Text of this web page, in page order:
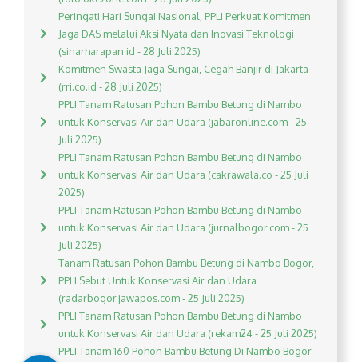
Peringati Hari Sungai Nasional, PPLI Perkuat Komitmen
Jaga DAS melalui Aksi Nyata dan Inovasi Teknologi
(sinarharapan.id - 28 Juli 2025)
Komitmen Swasta Jaga Sungai, Cegah Banjir di Jakarta
(rri.co.id - 28 Juli 2025)
PPLI Tanam Ratusan Pohon Bambu Betung di Nambo
untuk Konservasi Air dan Udara (jabaronline.com - 25
Juli 2025)
PPLI Tanam Ratusan Pohon Bambu Betung di Nambo
untuk Konservasi Air dan Udara (cakrawala.co - 25 Juli
2025)
PPLI Tanam Ratusan Pohon Bambu Betung di Nambo
untuk Konservasi Air dan Udara (jurnalbogor.com - 25
Juli 2025)
Tanam Ratusan Pohon Bambu Betung di Nambo Bogor,
PPLI Sebut Untuk Konservasi Air dan Udara
(radarbogor.jawapos.com - 25 Juli 2025)
PPLI Tanam Ratusan Pohon Bambu Betung di Nambo
untuk Konservasi Air dan Udara (rekam24 - 25 Juli 2025)
PPLI Tanam 160 Pohon Bambu Betung Di Nambo Bogor